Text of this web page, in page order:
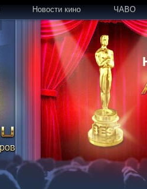
Новости кино ЧАВО